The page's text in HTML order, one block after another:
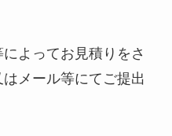
よってお見積りをさ
メール等にてご提出